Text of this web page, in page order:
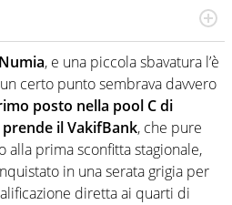
sportivo a tutto campo, è il
Provate a chiedergli di boxe, di
curling: ve ne farà innamorare
Numia, e una piccola sbavatura l’è
certo punto sembrava davvero
posto nella pool C di
il VakifBank, che pure
alla prima sconfitta stagionale,
in una serata grigia per
diretta ai quarti di